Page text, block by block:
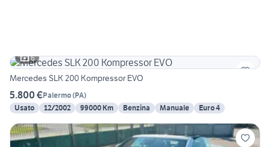
6
Mercedes SLK 200 Kompressor EVO
5.800 €Palermo(PA)
Usato
12/2002 99000 Km Benzina Manuale Euro 4